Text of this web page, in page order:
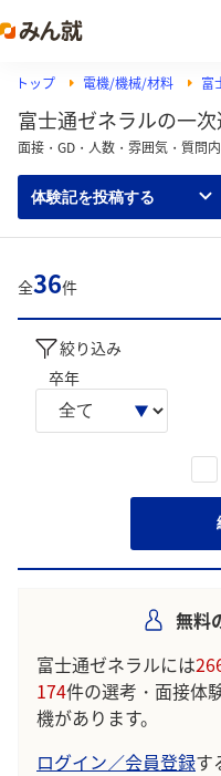
トップ 電機/機械/材料 富
富士通ゼネラルの一次
面接・GD・人数・雰囲気・質問
体験記を投稿する
全36件
絞り込み
卒年
無料
富士通ゼネラルには
174件の選考・面接体験
機があります。
ログイン／会員登録す